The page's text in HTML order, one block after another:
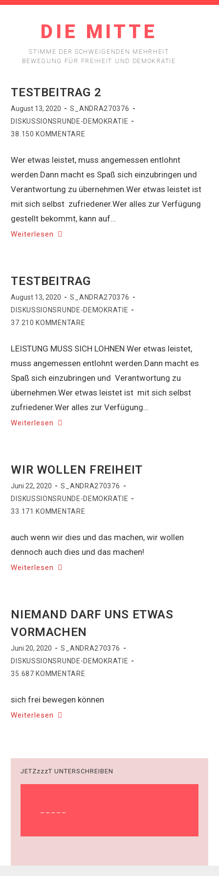
DIE MITTE
STIMME DER SCHWEIGENDEN MEHRHEIT
BEWEGUNG FÜR FREIHEIT UND DEMOKRATIE
TESTBEITRAG 2
August 13, 2020
S_ANDRA270376
DISKUSSIONSRUNDE-DEMOKRATIE
38.150 KOMMENTARE
Wer etwas leistet, muss angemessen entlohnt
werden.Dann macht es Spaß sich einzubringen und
Verantwortung zu übernehmen.Wer etwas leistet ist
mit sich selbst zufriedener.Wer alles zur Verfügung
gestellt bekommt, kann auf…
Weiterlesen
TESTBEITRAG
August 13, 2020
S_ANDRA270376
DISKUSSIONSRUNDE-DEMOKRATIE
37.210 KOMMENTARE
LEISTUNG MUSS SICH LOHNEN Wer etwas leistet,
muss angemessen entlohnt werden.Dann macht es
Spaß sich einzubringen und Verantwortung zu
übernehmen.Wer etwas leistet ist mit sich selbst
zufriedener.Wer alles zur Verfügung…
Weiterlesen
WIR WOLLEN FREIHEIT
Juni 22, 2020
S_ANDRA270376
DISKUSSIONSRUNDE-DEMOKRATIE
33.171 KOMMENTARE
auch wenn wir dies und das machen, wir wollen
dennoch auch dies und das machen!
Weiterlesen
NIEMAND DARF UNS ETWAS
VORMACHEN
Juni 20, 2020
S_ANDRA270376
DISKUSSIONSRUNDE-DEMOKRATIE
35.687 KOMMENTARE
sich frei bewegen können
Weiterlesen
JETZzzzT UNTERSCHREIBEN